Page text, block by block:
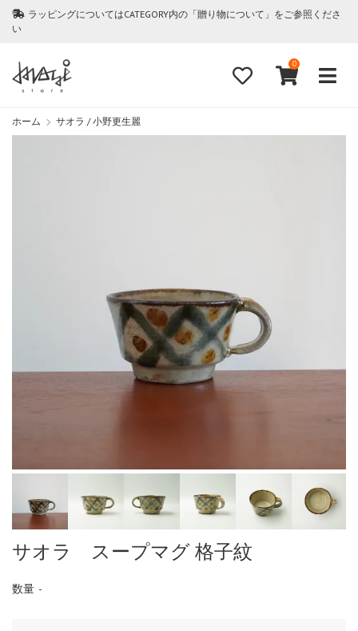
ラッピングについてはCATEGORY内の「贈り物について」をご参照くださ
い
0
ホーム サオラ / 小野更生麗
サオラ スープマグ 格子紋
数量 -